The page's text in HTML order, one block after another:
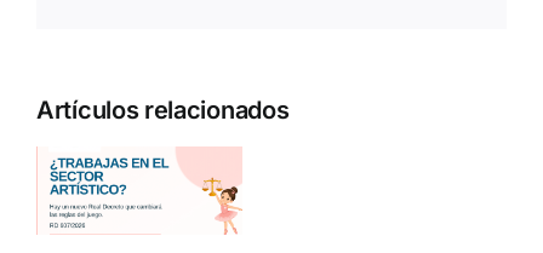
Artículos relacionados